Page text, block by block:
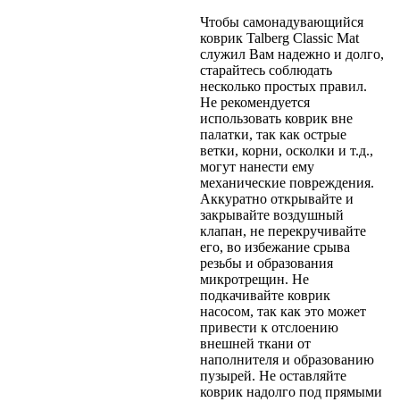
Чтобы самонадувающийся
коврик Talberg Classic Mat
служил Вам надежно и долго,
старайтесь соблюдать
несколько простых правил.
Не рекомендуется
использовать коврик вне
палатки, так как острые
ветки, корни, осколки и т.д.,
могут нанести ему
механические повреждения.
Аккуратно открывайте и
закрывайте воздушный
клапан, не перекручивайте
его, во избежание срыва
резьбы и образования
микротрещин. Не
подкачивайте коврик
насосом, так как это может
привести к отслоению
внешней ткани от
наполнителя и образованию
пузырей. Не оставляйте
коврик надолго под прямыми